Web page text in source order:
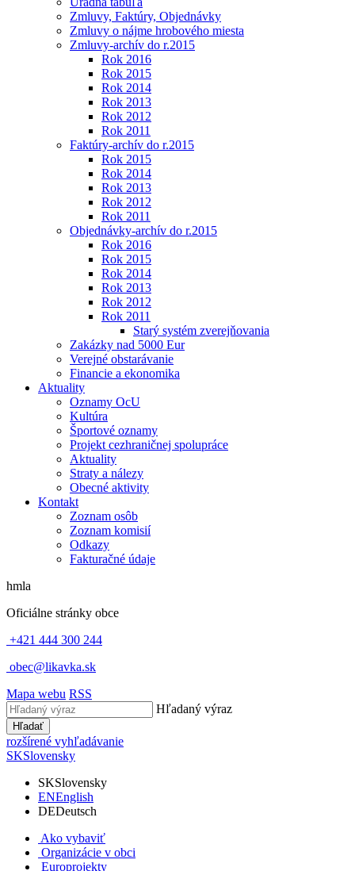
Zmluvy, Faktúry, Objednávky
Zmluvy o nájme hrobového miesta
Zmluvy-archív do r.2015
Rok 2016
Rok 2015
Rok 2014
Rok 2013
Rok 2012
Rok 2011
Faktúry-archív do r.2015
Rok 2015
Rok 2014
Rok 2013
Rok 2012
Rok 2011
Objednávky-archív do r.2015
Rok 2016
Rok 2015
Rok 2014
Rok 2013
Rok 2012
Rok 2011
Starý systém zverejňovania
Zakázky nad 5000 Eur
Verejné obstarávanie
Financie a ekonomika
Aktuality
Oznamy OcU
Kultúra
Športové oznamy
Projekt cezhraničnej spolupráce
Aktuality
Straty a nálezy
Obecné aktivity
Kontakt
Zoznam osôb
Zoznam komisií
Odkazy
Fakturačné údaje
hmla
Oficiálne stránky obce
+421 444 300 244
obec@likavka.sk
Mapa webu RSS
Hľadaný výraz
Hľadať
rozšírené vyhľadávanie
SKSlovensky
SKSlovensky
ENEnglish
DEDeutsch
Ako vybaviť
Organizácie v obci
Europrojekty